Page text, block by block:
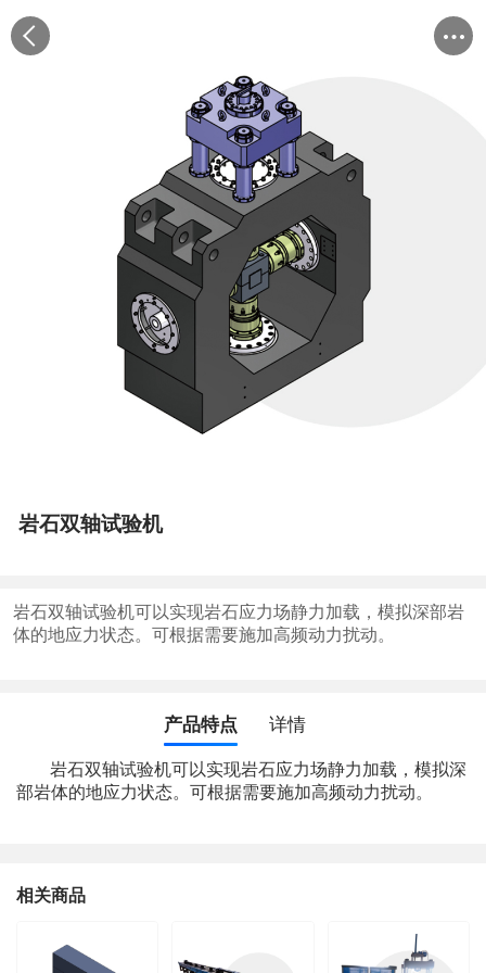
岩石双轴试验机
岩石双轴试验机可以实现岩石应力场静力加载，模拟深部岩
体的地应力状态。可根据需要施加高频动力扰动。
产品特点 详情
岩石双轴试验机可以实现岩石应力场静力加载，模拟深
部岩体的地应力状态。可根据需要施加高频动力扰动。
相关商品